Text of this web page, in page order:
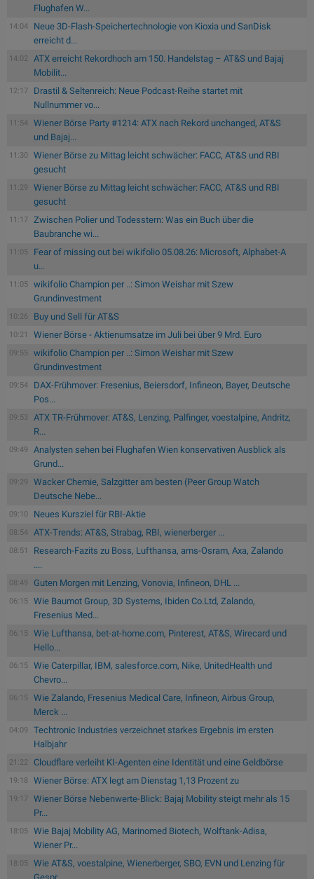
Flughafen W...
14:04
Neue 3D-Flash-Speichertechnologie von Kioxia und SanDisk
erreicht d...
14:02
ATX erreicht Rekordhoch am 150. Handelstag – AT&S und Bajaj
Mobilit...
12:17
Drastil & Seltenreich: Neue Podcast-Reihe startet mit
Nullnummer vo...
11:54
Wiener Börse Party #1214: ATX nach Rekord unchanged, AT&S
und Bajaj...
11:30
Wiener Börse zu Mittag leicht schwächer: FACC, AT&S und RBI
gesucht
11:29
Wiener Börse zu Mittag leicht schwächer: FACC, AT&S und RBI
gesucht
11:17
Zwischen Polier und Todesstern: Was ein Buch über die
Baubranche wi...
11:05
Fear of missing out bei wikifolio 05.08.26: Microsoft, Alphabet-A
u...
11:05
wikifolio Champion per ..: Simon Weishar mit Szew
Grundinvestment
10:26 Buy und Sell für AT&S
10:21 Wiener Börse - Aktienumsatze im Juli bei über 9 Mrd. Euro
09:55
wikifolio Champion per ..: Simon Weishar mit Szew
Grundinvestment
09:54
DAX-Frühmover: Fresenius, Beiersdorf, Infineon, Bayer, Deutsche
Pos...
09:53
ATX TR-Frühmover: AT&S, Lenzing, Palfinger, voestalpine, Andritz,
R...
09:49
Analysten sehen bei Flughafen Wien konservativen Ausblick als
Grund...
09:29
Wacker Chemie, Salzgitter am besten (Peer Group Watch
Deutsche Nebe...
09:10 Neues Kursziel für RBI-Aktie
08:54 ATX-Trends: AT&S, Strabag, RBI, wienerberger ...
08:51
Research-Fazits zu Boss, Lufthansa, ams-Osram, Axa, Zalando
....
08:49 Guten Morgen mit Lenzing, Vonovia, Infineon, DHL ...
06:15
Wie Baumot Group, 3D Systems, Ibiden Co.Ltd, Zalando,
Fresenius Med...
06:15
Wie Lufthansa, bet-at-home.com, Pinterest, AT&S, Wirecard und
Hello...
06:15
Wie Caterpillar, IBM, salesforce.com, Nike, UnitedHealth und
Chevro...
06:15
Wie Zalando, Fresenius Medical Care, Infineon, Airbus Group,
Merck ...
04:09
Techtronic Industries verzeichnet starkes Ergebnis im ersten
Halbjahr
21:22 Cloudflare verleiht KI-Agenten eine Identität und eine Geldbörse
19:18 Wiener Börse: ATX legt am Dienstag 1,13 Prozent zu
19:17
Wiener Börse Nebenwerte-Blick: Bajaj Mobility steigt mehr als 15
Pr...
18:05
Wie Bajaj Mobility AG, Marinomed Biotech, Wolftank-Adisa,
Wiener Pr...
18:05
Wie AT&S, voestalpine, Wienerberger, SBO, EVN und Lenzing für